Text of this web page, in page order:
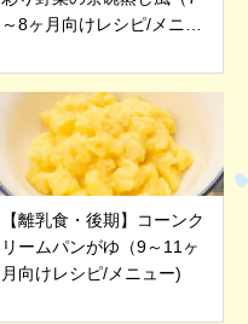
～8ヶ月向けレシピ/メニュ
【離乳食・後期】コーンク
リームパンがゆ（9～11ヶ
月向けレシピ/メニュー)